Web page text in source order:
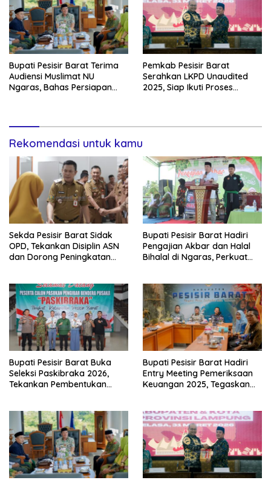
Bupati Pesisir Barat Terima
Audiensi Muslimat NU
Ngaras, Bahas Persiapan
Pemkab Pesisir Barat
Serahkan LKPD Unaudited
2025, Siap Ikuti Proses
Rekomendasi untuk kamu
Sekda Pesisir Barat Sidak
OPD, Tekankan Disiplin ASN
dan Dorong Peningkatan
Bupati Pesisir Barat Hadiri
Pengajian Akbar dan Halal
Bihalal di Ngaras, Perkuat
Bupati Pesisir Barat Buka
Seleksi Paskibraka 2026,
Tekankan Pembentukan
Bupati Pesisir Barat Hadiri
Entry Meeting Pemeriksaan
Keuangan 2025, Tegaskan